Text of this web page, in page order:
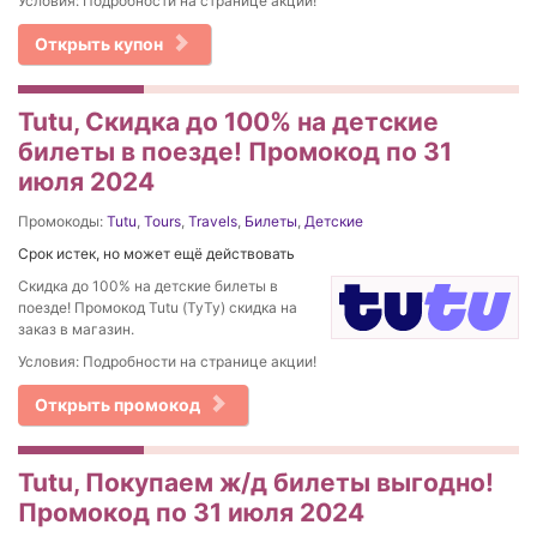
Открыть купон
Tutu, Скидка до 100% на детские
билеты в поезде! Промокод по 31
июля 2024
Промокоды: Tutu Tours Travels Билеты Детские
Срок истек, но может ещё действовать
Скидка до 100% на детские билеты в
поезде! Промокод Tutu (ТуТу) скидка на
заказ в магазин.
Условия: Подробности на странице акции!
Открыть промокод
Tutu, Покупаем ж/д билеты выгодно!
Промокод по 31 июля 2024